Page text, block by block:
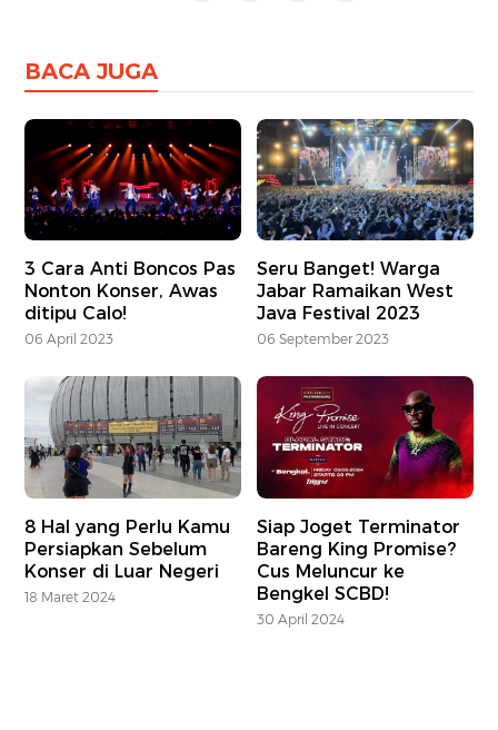
BACA JUGA
3 Cara Anti Boncos Pas
Nonton Konser, Awas
ditipu Calo!
06 April 2023
Seru Banget! Warga
Jabar Ramaikan West
Java Festival 2023
06 September 2023
8 Hal yang Perlu Kamu
Persiapkan Sebelum
Konser di Luar Negeri
18 Maret 2024
Siap Joget Terminator
Bareng King Promise?
Cus Meluncur ke
Bengkel SCBD!
30 April 2024